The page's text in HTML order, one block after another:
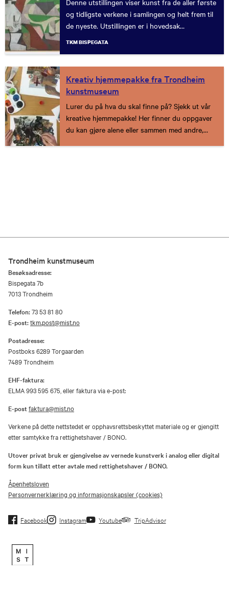
Denne utstillingen viser kunst fra de aller første
og tidligste verkene i samlingen og helt frem til
de nyeste. Utstillingen er i hovedsak
kronologisk oppbygd, med en tematisk
TKM BISPEGATA
Kreativ hjemmepakke fra Trondheim
kunstmuseum
Lurer du på hva du skal finne på? Sjekk ut vår
kreative hjemmepakke! Her finner du oppgaver
du kan gjøre alene eller sammen med andre,
Trondheim kunstmuseum
Besøksadresse:
Bispegata 7b
7013 Trondheim
Telefon:73 53 81 80
E-post:tkm.post@mist.no
Postadresse:
Postboks 6289 Torgaarden
7489 Trondheim
EHF-faktura:
ELMA 993 595 675, eller faktura via e-post:
E-post faktura@mist.no
Verkene på dette nettstedet er opphavsrettsbeskyttet materiale og er gjengitt
etter samtykke fra rettighetshaver / BONO.
Utover privat bruk er gjengivelse av vernede kunstverk i analog eller digital
form kun tillatt etter avtale med rettighetshaver / BONO.
Åpenhetsloven
Personvernerklæring og informasjonskapsler (cookies)
Facebook Instagram Youtube TripAdvisor